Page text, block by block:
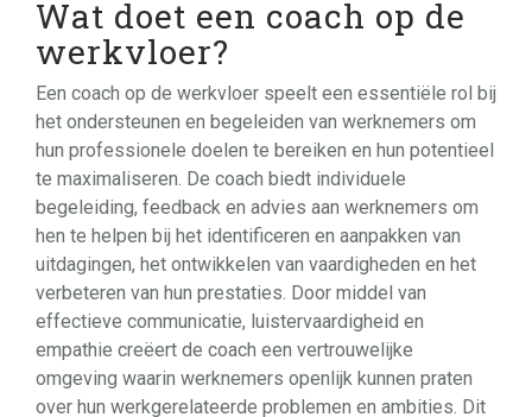
Wat doet een coach op de
werkvloer?
Een coach op de werkvloer speelt een essentiële rol bij
het ondersteunen en begeleiden van werknemers om
hun professionele doelen te bereiken en hun potentieel
te maximaliseren. De coach biedt individuele
begeleiding, feedback en advies aan werknemers om
hen te helpen bij het identificeren en aanpakken van
uitdagingen, het ontwikkelen van vaardigheden en het
verbeteren van hun prestaties. Door middel van
effectieve communicatie, luistervaardigheid en
empathie creëert de coach een vertrouwelijke
omgeving waarin werknemers openlijk kunnen praten
over hun werkgerelateerde problemen en ambities. Dit